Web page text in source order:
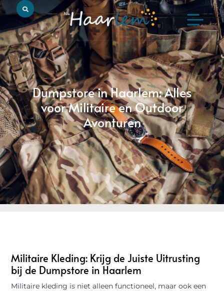
Dumpstore in Haarlem: Alles
voor Militaire en Outdoor
Avonturen
Militaire Kleding: Krijg de Juiste Uitrusting
bij de Dumpstore in Haarlem
Militaire kleding is niet alleen functioneel, maar ook een